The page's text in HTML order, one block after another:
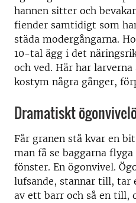
hannen sitter och
fiender samtidigt som
städa modergångarna.
10-tal ägg i det
och ved. Här har
kostym några gånger,
Dramatiskt
Får granen stå kvar en
man få se baggarna
fönster. En ögonvivel.
lufsande, stannar till, tar
av ett barr och så en till,